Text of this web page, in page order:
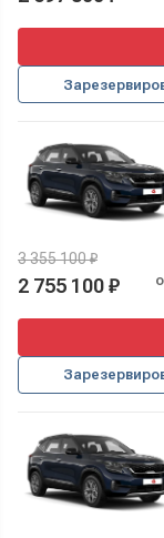
3 355 100 ₽
2 755 100 ₽